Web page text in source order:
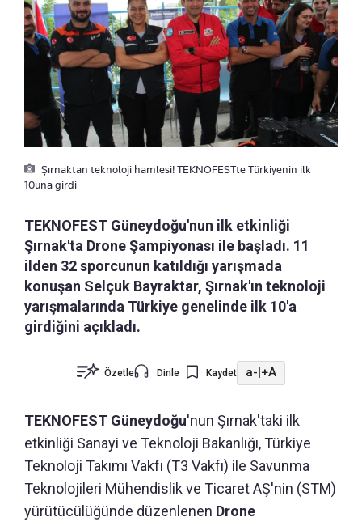
Şırnaktan teknoloji hamlesi! TEKNOFESTte Türkiyenin ilk
10una girdi
TEKNOFEST Güneydoğu'nun ilk etkinliği
Şırnak'ta Drone Şampiyonası ile başladı. 11
ilden 32 sporcunun katıldığı yarışmada
konuşan Selçuk Bayraktar, Şırnak'ın teknoloji
yarışmalarında Türkiye genelinde ilk 10'a
girdiğini açıkladı.
Özetle Dinle Kaydet a- +A
TEKNOFEST Güneydoğu'nun Şırnak'taki ilk
etkinliği Sanayi ve Teknoloji Bakanlığı, Türkiye
Teknoloji Takımı Vakfı (T3 Vakfı) ile Savunma
Teknolojileri Mühendislik ve Ticaret AŞ'nin (STM)
yürütücülüğünde düzenlenen Drone